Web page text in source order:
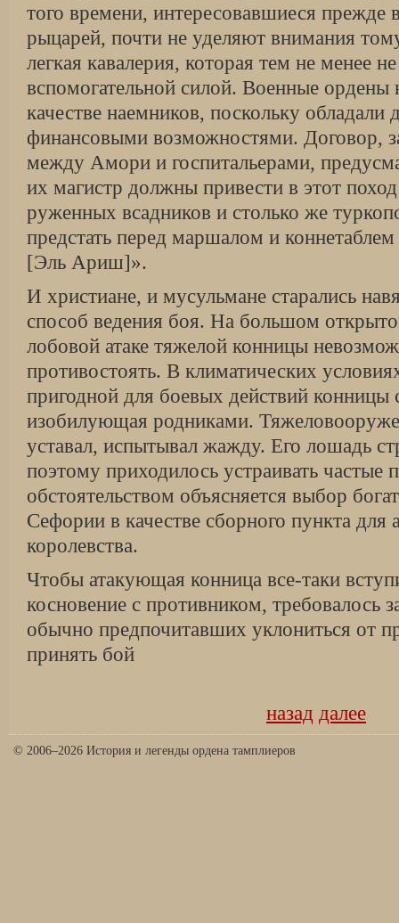
того времени, интересовавшиеся прежде
рыцарей, почти не уделяют внимания
легкая кавалерия, которая тем не менее
вспомогательной силой. Военные ордены
качестве наемников, поскольку обладали
финансовыми возможностями. Договор,
между Амори и госпитальерами,
их магистр должны привести в этот
руженных всадников и столько же
предстать перед маршалом и
[Эль Ариш]».
И христиане, и мусульмане старались
способ ведения боя. На большом
лобовой атаке тяжелой конницы
противостоять. В климати­ческих
пригодной для боевых действий конницы
изобилующая родниками.
уставал, испытывал жажду. Его лошадь
поэтому приходилось устраивать
обстоятельством объясняется выбор
Сефории в качестве сборного пункта
королевства.
Чтобы атакующая конница все-таки
косновение с противником, требовалось
обыч­но предпочитавших уклониться от
принять бой
назад далее
© 2006–2026 История и легенды ордена тамплиеров